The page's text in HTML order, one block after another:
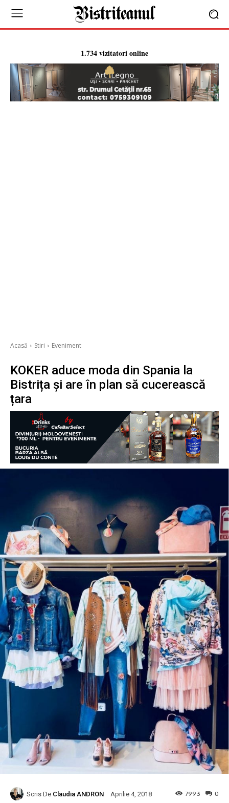
1.734 vizitatori online
Acasă Stiri Eveniment
KOKER aduce moda din Spania la
Bistrița și are în plan să cucerească
țara
Scris De Claudia ANDRON Aprilie 4, 2018 0
7993